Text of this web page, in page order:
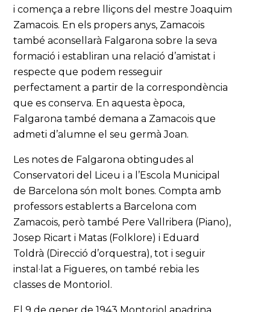
i comença a rebre lliçons del mestre Joaquim
Zamacois. En els propers anys, Zamacois
també aconsellarà Falgarona sobre la seva
formació i establiran una relació d’amistat i
respecte que podem resseguir
perfectament a partir de la correspondència
que es conserva. En aquesta època,
Falgarona també demana a Zamacois que
admeti d’alumne el seu germà Joan.
Les notes de Falgarona obtingudes al
Conservatori del Liceu i a l’Escola Municipal
de Barcelona són molt bones. Compta amb
professors establerts a Barcelona com
Zamacois, però també Pere Vallribera (Piano),
Josep Ricart i Matas (Folklore) i Eduard
Toldrà (Direcció d’orquestra), tot i seguir
instal·lat a Figueres, on també rebia les
classes de Montoriol.